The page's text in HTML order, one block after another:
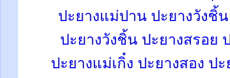
ปะยางแม่ปาน ปะยางวังชิ้น
ปะยางวังชิ้น ปะยางสรอย
ปะยางแม่เกิ๋ง ปะยางสอง ปะ